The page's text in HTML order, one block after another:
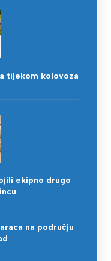
tijekom kolovoza
ekipno drugo
na području